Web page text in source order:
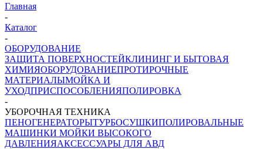
Главная
-
Каталог
-
ОБОРУДОВАНИЕ
ЗАЩИТА ПОВЕРХНОСТЕЙКЛИНИНГ И БЫТОВАЯ
ХИМИЯОБОРУДОВАНИЕПРОТИРОЧНЫЕ
МАТЕРИАЛЫМОЙКА И
УХОДПРИСПОСОБЛЕНИЯПОЛИРОВКА
-
УБОРОЧНАЯ ТЕХНИКА
ПЕНОГЕНЕРАТОРЫТУРБОСУШКИПОЛИРОВАЛЬНЫЕ
МАШИНКИ МОЙКИ ВЫСОКОГО
ДАВЛЕНИЯАКСЕССУАРЫ ДЛЯ АВД